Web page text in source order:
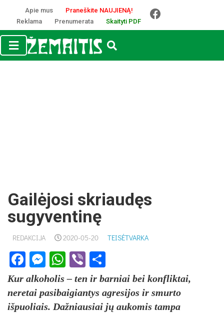
Apie mus
Praneškite NAUJIENĄ!
Reklama
Prenumerata Skaityti PDF
Gailėjosi skriaudęs
sugyventinę
REDAKCIJA 2020-05-20 TEISĖTVARKA
Facebook
Messenger
WhatsApp
Viber
Kur alkoholis – ten ir barniai bei konfliktai,
neretai pasibaigiantys agresijos ir smurto
išpuoliais. Dažniausiai jų aukomis tampa